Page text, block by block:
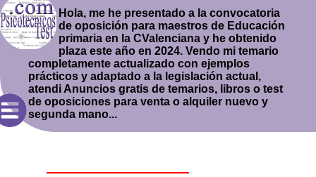
Hola, me he presentado a la convocatoria
de oposición para maestros de Educación
primaria en la CValenciana y he obtenido
plaza este año en 2024. Vendo mi temario
completamente actualizado con ejemplos
prácticos y adaptado a la legislación actual,
atendi Anuncios gratis de temarios, libros o test
de oposiciones para venta o alquiler nuevo y
segunda mano...